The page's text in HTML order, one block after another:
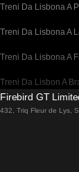
Treni Da Lisbona A
Treni Da Lisbona A
Treni Da Lisbona A
Treni Da Lisbon A
Treni Da Barcellona
Firebird GT
432, Triq Fleur de Lys,